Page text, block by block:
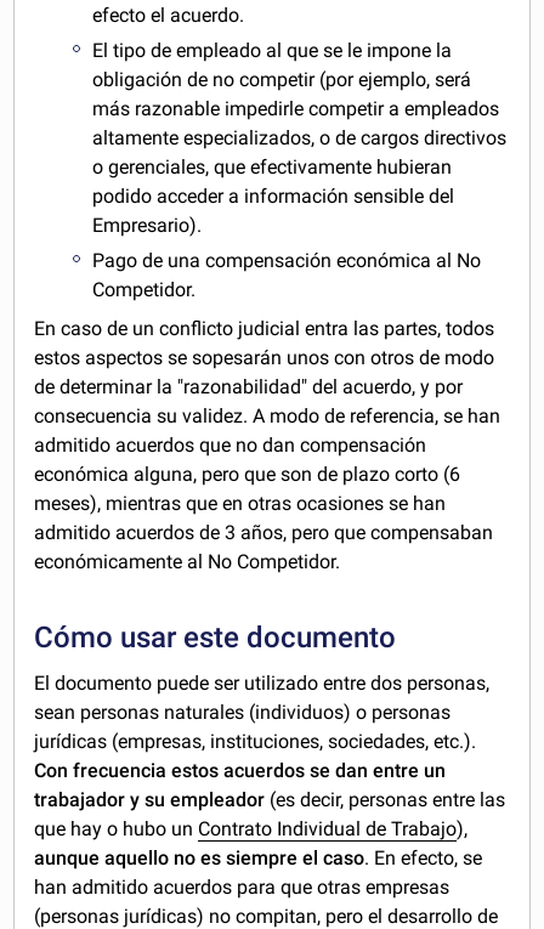
efecto el acuerdo.
El tipo de empleado al que se le impone la
obligación de no competir (por ejemplo, será
más razonable impedirle competir a empleados
altamente especializados, o de cargos directivos
o gerenciales, que efectivamente hubieran
podido acceder a información sensible del
Empresario).
Pago de una compensación económica al No
Competidor.
En caso de un conflicto judicial entra las partes, todos
estos aspectos se sopesarán unos con otros de modo
de determinar la "razonabilidad" del acuerdo, y por
consecuencia su validez. A modo de referencia, se han
admitido acuerdos que no dan compensación
económica alguna, pero que son de plazo corto (6
meses), mientras que en otras ocasiones se han
admitido acuerdos de 3 años, pero que compensaban
económicamente al No Competidor.
Cómo usar este documento
El documento puede ser utilizado entre dos personas,
sean personas naturales (individuos) o personas
jurídicas (empresas, instituciones, sociedades, etc.).
Con frecuencia estos acuerdos se dan entre un
trabajador y su empleador (es decir, personas entre las
que hay o hubo un Contrato Individual de Trabajo),
aunque aquello no es siempre el caso. En efecto, se
han admitido acuerdos para que otras empresas
(personas jurídicas) no compitan, pero el desarrollo de